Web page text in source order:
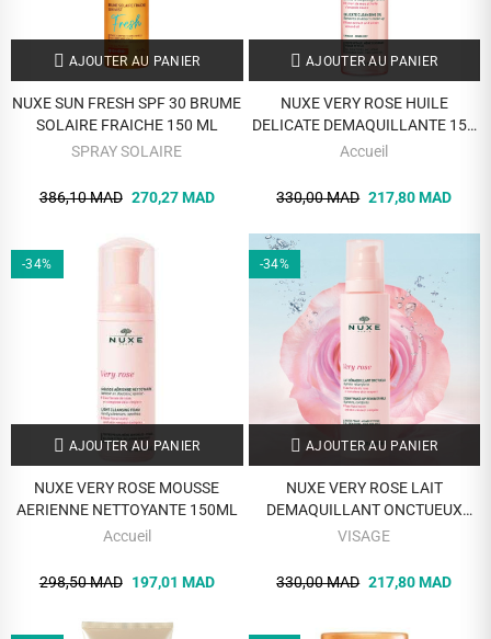
AJOUTER AU PANIER
NUXE SUN FRESH SPF 30 BRUME
SOLAIRE FRAICHE 150 ML
SPRAY SOLAIRE
386,10 MAD 270,27 MAD
AJOUTER AU PANIER
NUXE VERY ROSE HUILE
DELICATE DEMAQUILLANTE 150
ML
Accueil
330,00 MAD 217,80 MAD
-34%
AJOUTER AU PANIER
NUXE VERY ROSE MOUSSE
AERIENNE NETTOYANTE 150ML
Accueil
298,50 MAD 197,01 MAD
-34%
AJOUTER AU PANIER
NUXE VERY ROSE LAIT
DEMAQUILLANT ONCTUEUX
200ML
VISAGE
330,00 MAD 217,80 MAD